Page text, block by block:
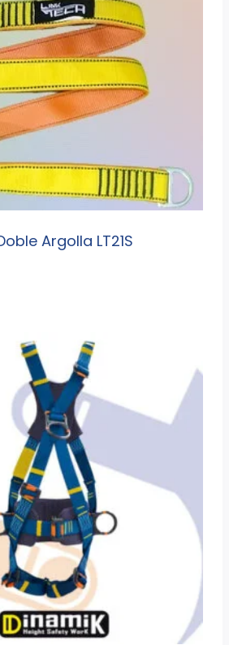
Argolla LT21S